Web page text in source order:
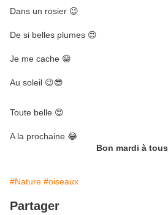
Dans un rosier 😉
De si belles plumes 😍
Je me cache 😁
Au soleil 😉😎
Toute belle 😍
A la prochaine 😂
Bon mardi à
#Nature #oiseaux
Partager